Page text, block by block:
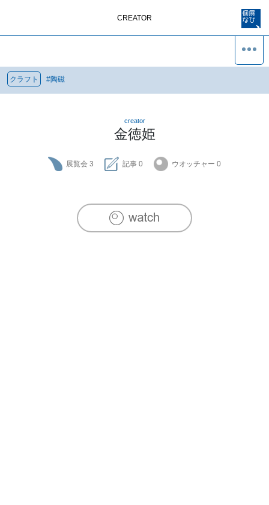
CREATOR
クラフト #陶磁
creator
金徳姫
展覧会 3 記事 0 ウオッチャー 0